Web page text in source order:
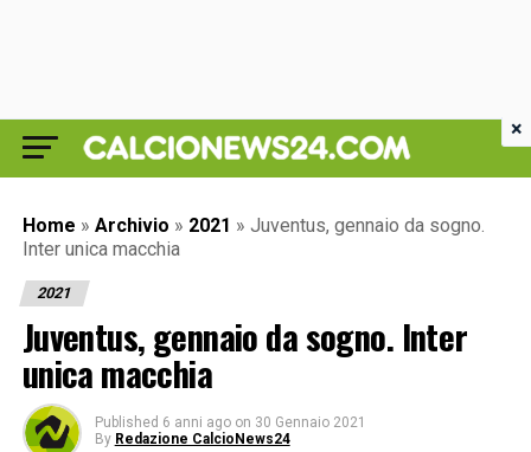
Home » Archivio » 2021 » Juventus, gennaio da sogno.
Inter unica macchia
2021
Juventus, gennaio da sogno. Inter
unica macchia
Published 6 anni ago on 30 Gennaio 2021
By Redazione CalcioNews24
×